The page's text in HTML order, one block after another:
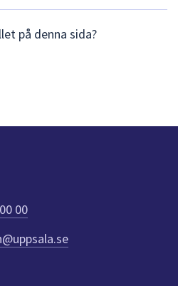
på denna sida?
00